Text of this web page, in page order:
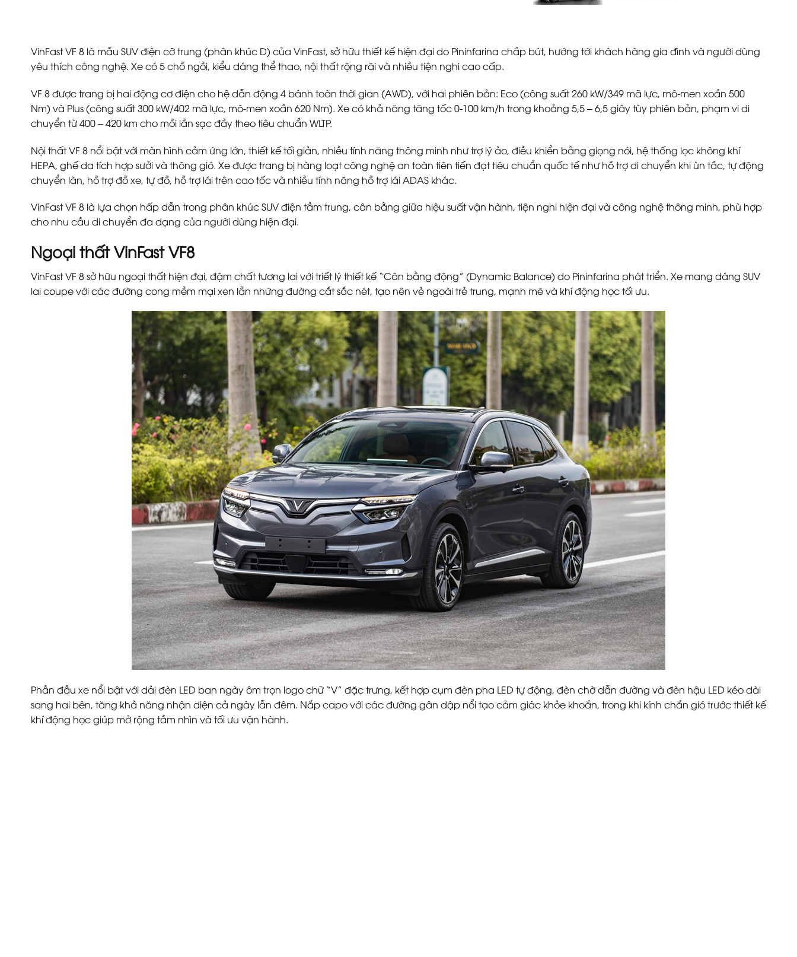
VinFast VF 8 là mẫu SUV điện cỡ trung (phân khúc D) của VinFast, sở hữu thiết kế hiện đại do Pininfarina chắp bút, hướng tới khách hàng gia đình và người dùng
yêu thích công nghệ. Xe có 5 chỗ ngồi, kiểu dáng thể thao, nội thất rộng rãi và nhiều tiện nghi cao cấp.
VF 8 được trang bị hai động cơ điện cho hệ dẫn động 4 bánh toàn thời gian (AWD), với hai phiên bản: Eco (công suất 260 kW/349 mã lực, mô-men xoắn 500
Nm) và Plus (công suất 300 kW/402 mã lực, mô-men xoắn 620 Nm). Xe có khả năng tăng tốc 0-100 km/h trong khoảng 5,5 – 6,5 giây tùy phiên bản, phạm vi di
chuyển từ 400 – 420 km cho mỗi lần sạc đầy theo tiêu chuẩn WLTP.
Nội thất VF 8 nổi bật với màn hình cảm ứng lớn, thiết kế tối giản, nhiều tính năng thông minh như trợ lý ảo, điều khiển bằng giọng nói, hệ thống lọc không khí
HEPA, ghế da tích hợp sưởi và thông gió. Xe được trang bị hàng loạt công nghệ an toàn tiên tiến đạt tiêu chuẩn quốc tế như hỗ trợ di chuyển khi ùn tắc, tự động
chuyển làn, hỗ trợ đỗ xe, tự đỗ, hỗ trợ lái trên cao tốc và nhiều tính năng hỗ trợ lái ADAS khác.
VinFast VF 8 là lựa chọn hấp dẫn trong phân khúc SUV điện tầm trung, cân bằng giữa hiệu suất vận hành, tiện nghi hiện đại và công nghệ thông minh, phù hợp
cho nhu cầu di chuyển đa dạng của người dùng hiện đại.
Ngoại thất VinFast VF8
VinFast VF 8 sở hữu ngoại thất hiện đại, đậm chất tương lai với triết lý thiết kế “Cân bằng động” (Dynamic Balance) do Pininfarina phát triển. Xe mang dáng SUV
lai coupe với các đường cong mềm mại xen lẫn những đường cắt sắc nét, tạo nên vẻ ngoài trẻ trung, mạnh mẽ và khí động học tối ưu.
Phần đầu xe nổi bật với dải đèn LED ban ngày ôm trọn logo chữ “V” đặc trưng, kết hợp cụm đèn pha LED tự động, đèn chờ dẫn đường và đèn hậu LED kéo dài
sang hai bên, tăng khả năng nhận diện cả ngày lẫn đêm. Nắp capo với các đường gân dập nổi tạo cảm giác khỏe khoắn, trong khi kính chắn gió trước thiết kế
khí động học giúp mở rộng tầm nhìn và tối ưu vận hành.